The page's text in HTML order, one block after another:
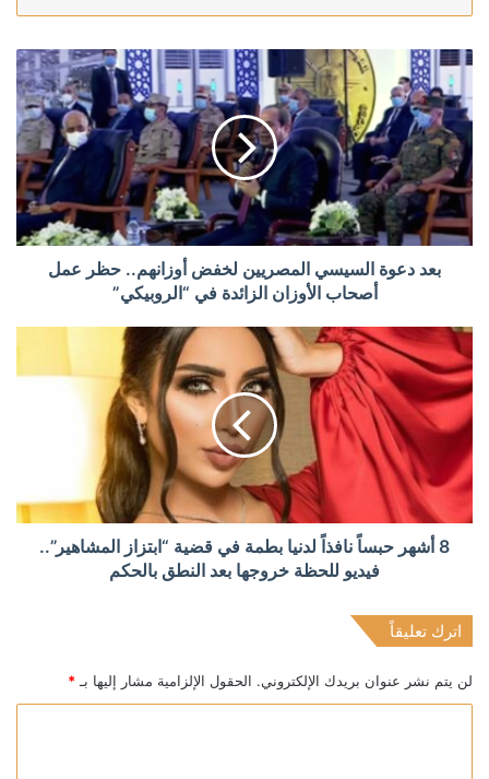
بعد دعوة السيسي المصريين لخفض أوزانهم.. حظر عمل
أصحاب الأوزان الزائدة في “الروبيكي”
8 أشهر حبساً نافذاً لدنيا بطمة في قضية “ابتزاز المشاهير”..
فيديو للحظة خروجها بعد النطق بالحكم
اترك تعليقاً
لن يتم نشر عنوان بريدك الإلكتروني. الحقول الإلزامية مشار إليها بـ *